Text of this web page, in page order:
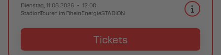
Dienstag, 11.08.2026
12:00
StadionTouren im RheinEnergieSTADION
Tickets